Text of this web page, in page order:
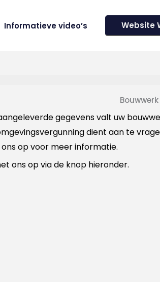
Informatieve video’s Website
gegevens valt uw
dient aan te
op voor meer informatie.
ons op via de knop hieronder.